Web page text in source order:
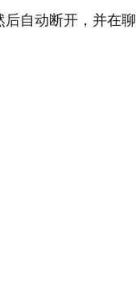
自动断开，并在聊